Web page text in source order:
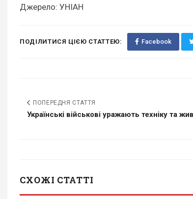
Джерело: УНІАН
ПОДІЛИТИСЯ ЦІЄЮ СТАТТЕЮ: Facebook
ПОПЕРЕДНЯ СТАТТЯ
Українські військові уражають техніку та
СХОЖІ СТАТТІ